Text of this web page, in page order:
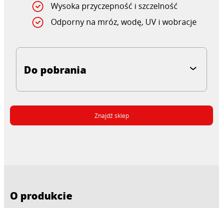
Wysoka przyczepność i szczelność
Odporny na mróz, wodę, UV i wobracje
Do pobrania
Znajdź sklep
O produkcie